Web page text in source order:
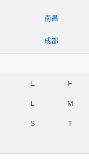
南昌
成都
E F
L M
S T